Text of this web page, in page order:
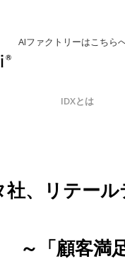
AIファクトリーはこちら
IDXとは
社、リテー
～「顧客満